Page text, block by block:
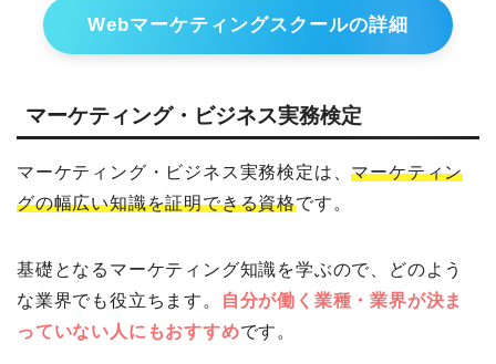
Webマーケティングスクールの詳細
マーケティング・ビジネス実務検定
マーケティング・ビジネス実務検定は、マーケティン
グの幅広い知識を証明できる資格です。
基礎となるマーケティング知識を学ぶので、どのよう
な業界でも役立ちます。
自分が働く業種・業界が決ま
っていない人にもおすすめです。